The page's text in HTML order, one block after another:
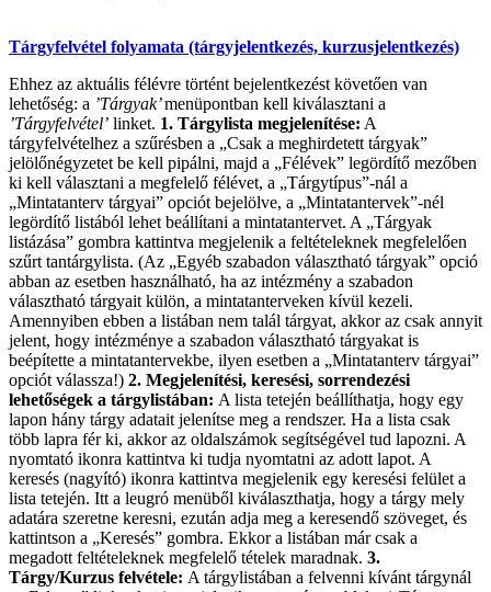
Tárgyfelvétel folyamata (tárgyjelentkezés, kurzusjelentkezés)
Ehhez az aktuális félévre történt bejelentkezést követően van
lehetőség: a ’Tárgyak’menüpontban kell kiválasztani a
’Tárgyfelvétel’ linket. 1. Tárgylista megjelenítése: A
tárgyfelvételhez a szűrésben a „Csak a meghirdetett tárgyak”
jelölőnégyzetet be kell pipálni, majd a „Félévek” legördítő mezőben
ki kell választani a megfelelő félévet, a „Tárgytípus”-nál a
„Mintatanterv tárgyai” opciót bejelölve, a „Mintatantervek”-nél
legördítő listából lehet beállítani a mintatantervet. A „Tárgyak
listázása” gombra kattintva megjelenik a feltételeknek megfelelően
szűrt tantárgylista. (Az „Egyéb szabadon választható tárgyak” opció
abban az esetben használható, ha az intézmény a szabadon
választható tárgyait külön, a mintatanterveken kívül kezeli.
Amennyiben ebben a listában nem talál tárgyat, akkor az csak annyit
jelent, hogy intézménye a szabadon választható tárgyakat is
beépítette a mintatantervekbe, ilyen esetben a „Mintatanterv tárgyai”
opciót válassza!) 2. Megjelenítési, keresési, sorrendezési
lehetőségek a tárgylistában: A lista tetején beállíthatja, hogy egy
lapon hány tárgy adatait jelenítse meg a rendszer. Ha a lista csak
több lapra fér ki, akkor az oldalszámok segítségével tud lapozni. A
nyomtató ikonra kattintva ki tudja nyomtatni az adott lapot. A
keresés (nagyító) ikonra kattintva megjelenik egy keresési felület a
lista tetején. Itt a leugró menüből kiválaszthatja, hogy a tárgy mely
adatára szeretne keresni, ezután adja meg a keresendő szöveget, és
kattintson a „Keresés” gombra. Ekkor a listában már csak a
megadott feltételeknek megfelelő tételek maradnak. 3.
Tárgy/Kurzus felvétele: A tárgylistában a felvenni kívánt tárgynál